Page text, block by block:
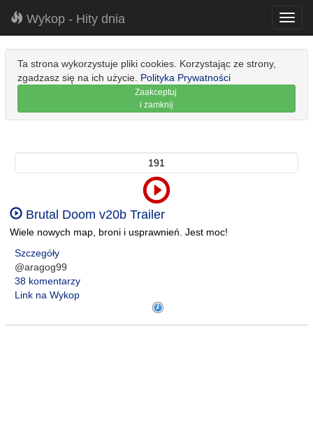
Wykop - Hity dnia
Ta strona wykorzystuje pliki cookies. Korzystając ze strony,
zgadzasz się na ich użycie. Polityka Prywatności
Zaakceptuj
i zamknij
191
Brutal Doom v20b Trailer
Wiele nowych map, broni i usprawnień. Jest moc!
Szczegóły
@aragog99
38 komentarzy
Link na Wykop